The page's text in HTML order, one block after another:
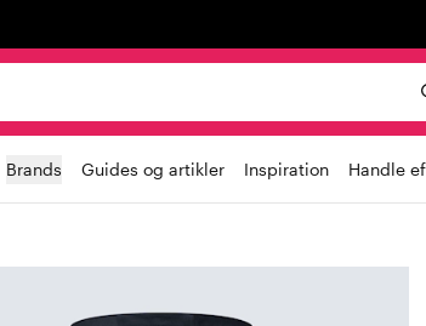
Brands Guides og artikler Inspiration Handle